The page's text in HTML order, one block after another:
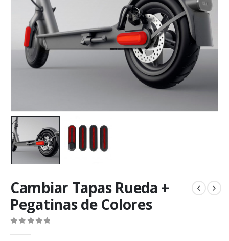
Cambiar Tapas Rueda +
Pegatinas de Colores